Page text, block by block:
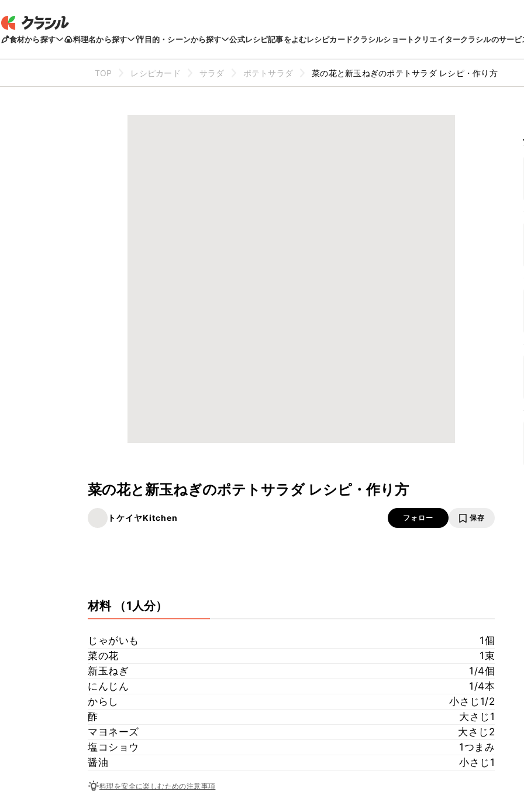
食材から探す 料理名から探す 目的・シーンから探す 公式レシピ記事をよむレシピカードクラシルショートクリエイタークラシルのサービ
TOP レシピカード サラダ ポテトサラダ 菜の花と新玉ねぎのポテトサラダ レシピ・作り方
菜の花と新玉ねぎのポテトサラダ レシピ・作り方
トケイヤKitchen フォロー 保存
材料 （1人分）
じゃがいも
1個
菜の花
1束
新玉ねぎ
1/4個
にんじん
1/4本
からし
小さじ1/2
酢
大さじ1
マヨネーズ
大さじ2
塩コショウ
1つまみ
醤油
小さじ1
料理を安全に楽しむための注意事項